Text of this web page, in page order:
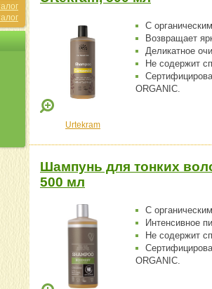
С
Возвращает
Деликатное
Не содержит
ORGANIC.
Urtekram
Шампунь для тонких
500 мл
С
Интенсивное
Не содержит
ORGANIC.